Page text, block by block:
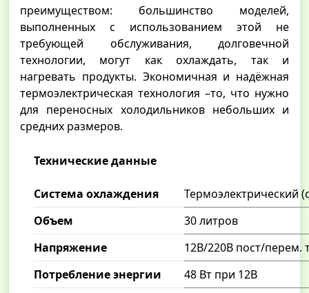
преимуществом: большинство моделей,
выполненных с использованием этой не
требующей обслуживания, долговечной
технологии, могут как охлаждать, так и
нагревать продукты. Экономичная и надёжная
термоэлектрическая технология –то, что нужно
для переносных холодильников небольших и
средних размеров.
Технические данные
Система охлаждения
Термоэлектрический
Объем
30 литров
Напряжение
12В/220В пост/перем.
Потребление энергии
48 Вт при 12В